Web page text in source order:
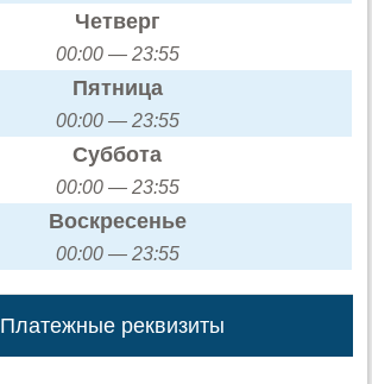
Четверг
00:00 — 23:55
Пятница
00:00 — 23:55
Суббота
00:00 — 23:55
Воскресенье
00:00 — 23:55
Платежные реквизиты